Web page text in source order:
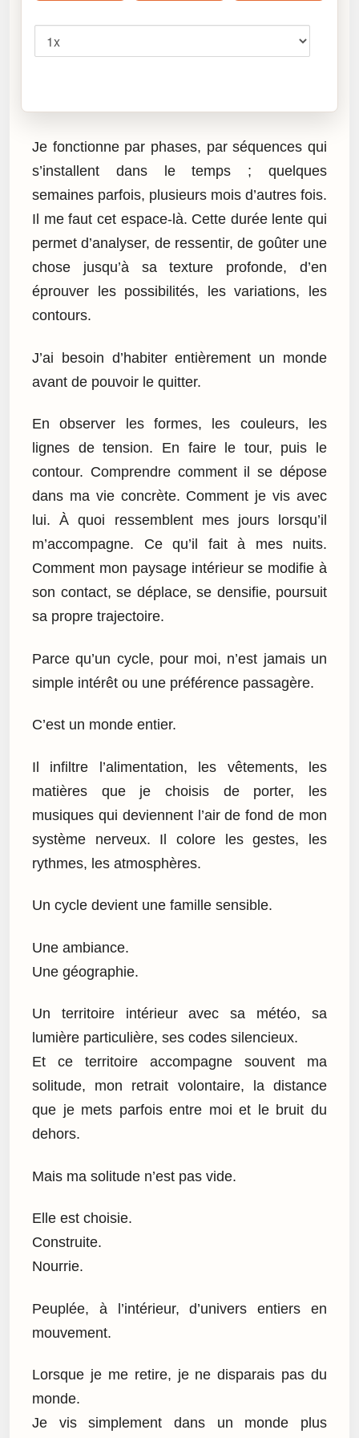
Je fonctionne par phases, par séquences qui
s’installent dans le temps ; quelques
semaines parfois, plusieurs mois d’autres fois.
Il me faut cet espace-là. Cette durée lente qui
permet d’analyser, de ressentir, de goûter une
chose jusqu’à sa texture profonde, d’en
éprouver les possibilités, les variations, les
contours.
J’ai besoin d’habiter entièrement un monde
avant de pouvoir le quitter.
En observer les formes, les couleurs, les
lignes de tension. En faire le tour, puis le
contour. Comprendre comment il se dépose
dans ma vie concrète. Comment je vis avec
lui. À quoi ressemblent mes jours lorsqu’il
m’accompagne. Ce qu’il fait à mes nuits.
Comment mon paysage intérieur se modifie à
son contact, se déplace, se densifie, poursuit
sa propre trajectoire.
Parce qu’un cycle, pour moi, n’est jamais un
simple intérêt ou une préférence passagère.
C’est un monde entier.
Il infiltre l’alimentation, les vêtements, les
matières que je choisis de porter, les
musiques qui deviennent l’air de fond de mon
système nerveux. Il colore les gestes, les
rythmes, les atmosphères.
Un cycle devient une famille sensible.
Une ambiance.
Une géographie.
Un territoire intérieur avec sa météo, sa
lumière particulière, ses codes silencieux.
Et ce territoire accompagne souvent ma
solitude, mon retrait volontaire, la distance
que je mets parfois entre moi et le bruit du
dehors.
Mais ma solitude n’est pas vide.
Elle est choisie.
Construite.
Nourrie.
Peuplée, à l’intérieur, d’univers entiers en
mouvement.
Lorsque je me retire, je ne disparais pas du
monde.
Je vis simplement dans un monde plus